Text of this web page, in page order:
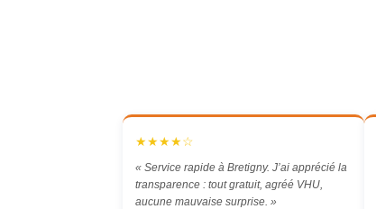
★★★★☆
« Service rapide à Bretigny. J’ai apprécié la
transparence : tout gratuit, agréé VHU,
aucune mauvaise surprise. »